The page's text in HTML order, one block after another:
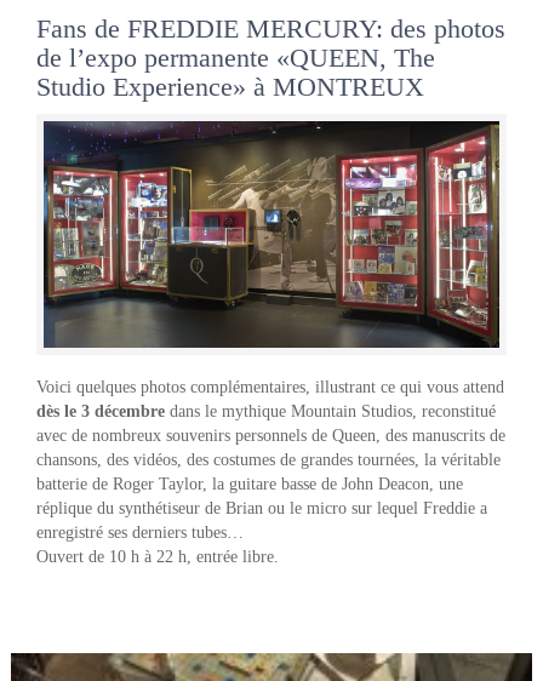
Fans de FREDDIE MERCURY: des photos
de l’expo permanente «QUEEN, The
Studio Experience» à MONTREUX
Voici quelques photos complémentaires, illustrant ce qui vous attend
dès le 3 décembre dans le mythique Mountain Studios, reconstitué
avec de nombreux souvenirs personnels de Queen, des manuscrits de
chansons, des vidéos, des costumes de grandes tournées, la véritable
batterie de Roger Taylor, la guitare basse de John Deacon, une
réplique du synthétiseur de Brian ou le micro sur lequel Freddie a
enregistré ses derniers tubes…
Ouvert de 10 h à 22 h, entrée libre.